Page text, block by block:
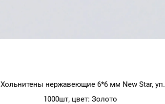
Хольнитены нержавеющие 6*6 мм New Star, уп.
1000шт, цвет: Золото